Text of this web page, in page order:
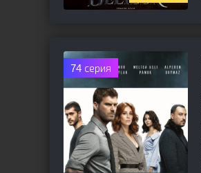
74 серия